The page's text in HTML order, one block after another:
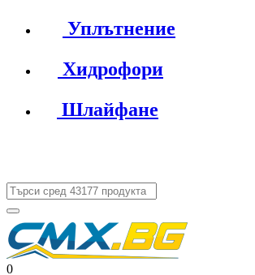
Уплътнение
Хидрофори
Шлайфане
0